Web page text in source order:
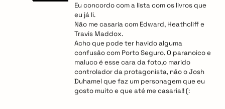
Eu concordo com a lista com os livros que
eu já li.
Não me casaria com Edward, Heathcliff e
Travis Maddox.
Acho que pode ter havido alguma
confusão com Porto Seguro. O paranoico e
maluco é esse cara da foto,o marido
controlador da protagonista, não o Josh
Duhamel que faz um personagem que eu
gosto muito e que até me casaria!! (: